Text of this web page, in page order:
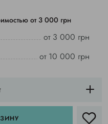
от 3 000 грн
от 3 000 грн
от 10 000 грн